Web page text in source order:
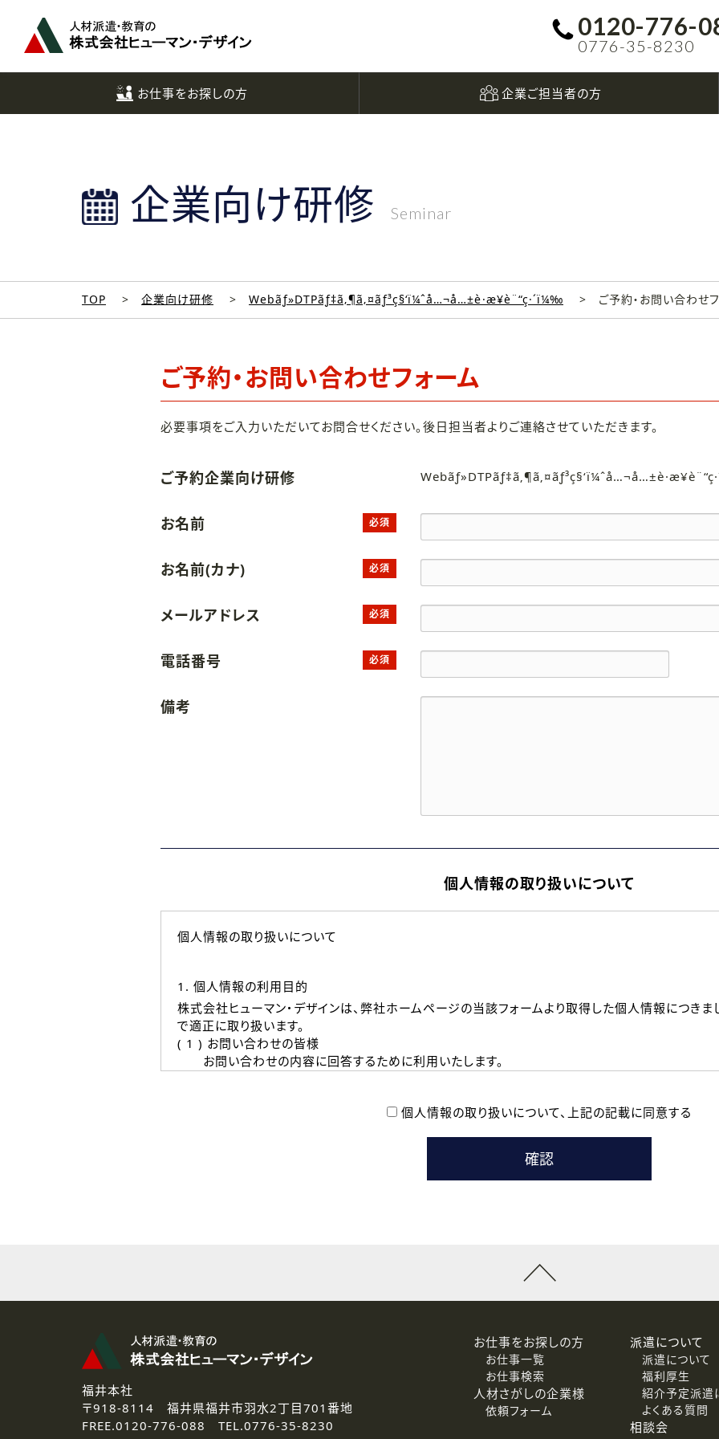
0120-776-
0776-35-8230
お仕事をお探しの方 企業ご担当者の方
企業向け研修 Seminar
TOP 企業向け研修 Webãƒ»DTPãƒ‡ã‚¶ã‚¤ãƒ³ç§‘ï¼ˆå…¬å…±è·æ¥­è¨“ç·´ï¼‰ ご予約・お問い合わせ
ご予約・お問い合わせフォーム
必要事項をご入力いただいてお問合せください。後日担当者よりご連絡させていただきます。
ご予約企業向け研修
お名前 必須
お名前(カナ) 必須
メールアドレス 必須
電話番号 必須
備考
個人情報の取り扱いについて
個人情報の取り扱いについて
1. 個人情報の利用目的
株式会社ヒューマン・デザインは、弊社ホームページの当該フォームより取得した個人情報につき
で適正に取り扱います。
( 1 ) お問い合わせの皆様
お問い合わせの内容に回答するために利用いたします。
本登録に関するご連絡および本登録時の参考情報として利用いたします。
なお、ご連絡手段は、電話・Ｅメールのいずれかの方法といたします。
3.個人情報の取り扱いの委託
弊社の定める個人情報保護の評価基準を満たした委託先に、個人情報を委託する場合があります。
4.個人情報の開示等について
ご提供いただいた個人情報の開示等（利用目的の通知、開示、訂正、追加または削除、利用の停止、
個人情報の取り扱いについて、 上記の記載に同意する
へ
福井本社
〒918-8114 福井県福井市羽水2丁目701番地
FREE.0120-776-088 TEL.0776-35-8230
お仕事をお探しの方
お仕事一覧
お仕事検索
人材さがしの企業様
依頼フォーム
派遣について
派遣について
福利厚生
紹介予定派遣
よくある質問
相談会